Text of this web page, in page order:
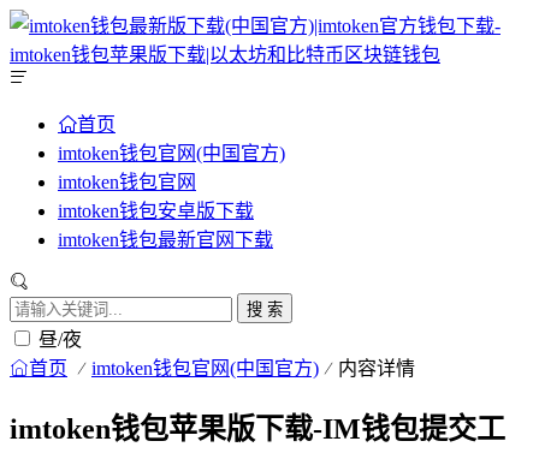
首页
imtoken钱包官网(中国官方)
imtoken钱包官网
imtoken钱包安卓版下载
imtoken钱包最新官网下载
搜 索
昼/夜
首页 imtoken钱包官网(中国官方) 内容详情
imtoken钱包苹果版下载-IM钱包提交工